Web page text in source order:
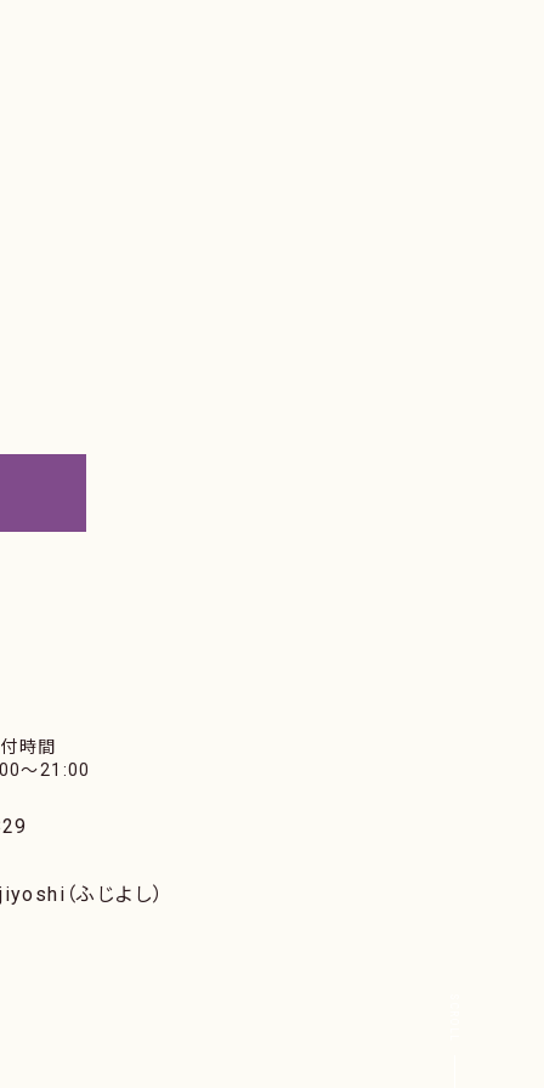
時間
〜21:00
（ふじよし）